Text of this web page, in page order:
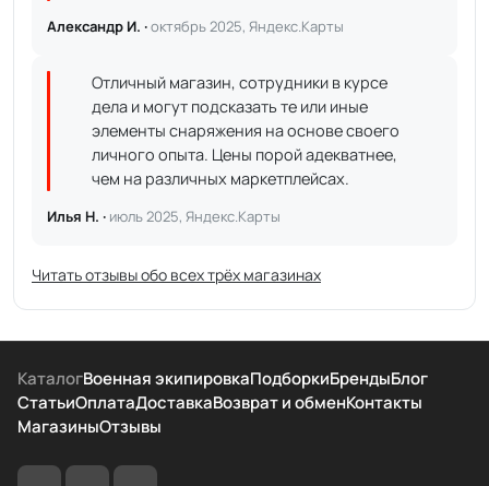
Александр И. ·октябрь 2025, Яндекс.Карты
Отличный магазин, сотрудники в курсе
дела и могут подсказать те или иные
элементы снаряжения на основе своего
личного опыта. Цены порой адекватнее,
чем на различных маркетплейсах.
Илья Н. · июль 2025, Яндекс.Карты
Читать отзывы обо всех трёх магазинах
КаталогВоенная экипировкаПодборкиБрендыБлог
СтатьиОплатаДоставкаВозврат и обменКонтакты
МагазиныОтзывы